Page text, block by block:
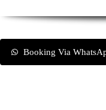
Booking Via